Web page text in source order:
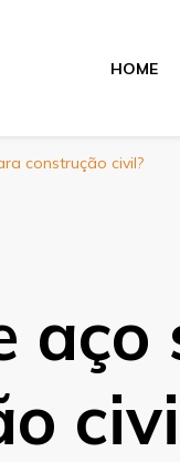
Fitas
HOME
construção civil?
aço